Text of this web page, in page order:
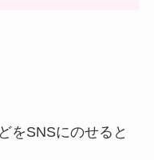
をSNSにのせると